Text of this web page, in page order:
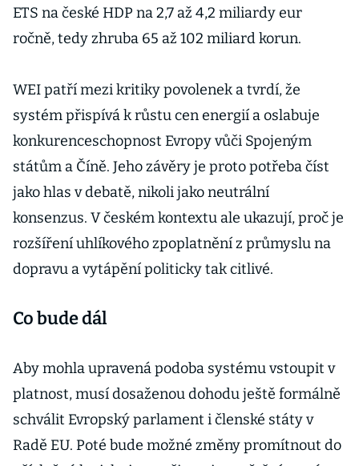
ETS na české HDP na 2,7 až 4,2 miliardy eur
ročně, tedy zhruba 65 až 102 miliard korun.
WEI patří mezi kritiky povolenek a tvrdí, že
systém přispívá k růstu cen energií a oslabuje
konkurenceschopnost Evropy vůči Spojeným
státům a Číně. Jeho závěry je proto potřeba číst
jako hlas v debatě, nikoli jako neutrální
konsenzus. V českém kontextu ale ukazují, proč je
rozšíření uhlíkového zpoplatnění z průmyslu na
dopravu a vytápění politicky tak citlivé.
Co bude dál
Aby mohla upravená podoba systému vstoupit v
platnost, musí dosaženou dohodu ještě formálně
schválit Evropský parlament i členské státy v
Radě EU. Poté bude možné změny promítnout do